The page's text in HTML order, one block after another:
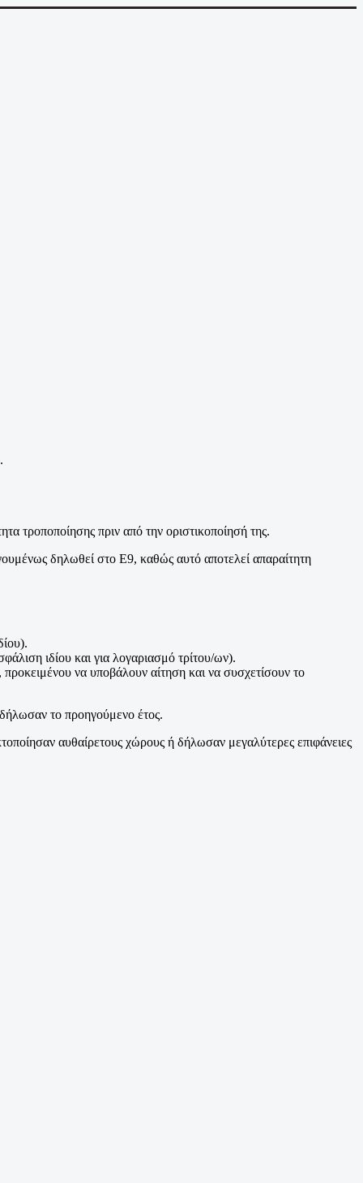
τροποποίησης πριν από την οριστικοποίησή της.
δηλωθεί στο Ε9, καθώς αυτό αποτελεί απαραίτητη
ιδίου και για λογαριασμό τρίτου/ων).
να υποβάλουν αίτηση και να συσχετίσουν το
δήλωσαν το προηγούμενο έτος.
αυθαίρετους χώρους ή δήλωσαν μεγαλύτερες επιφάνειες